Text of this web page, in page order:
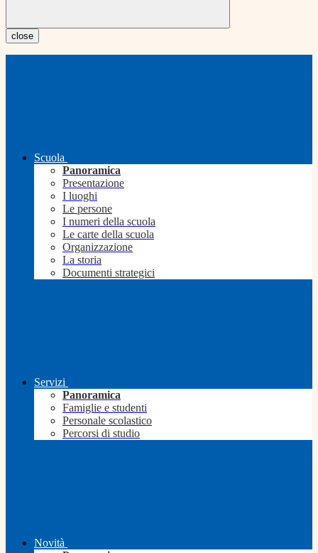
close
Scuola
Panoramica
Presentazione
I luoghi
Le persone
I numeri della scuola
Le carte della scuola
Organizzazione
La storia
Documenti strategici
Servizi
Panoramica
Famiglie e studenti
Personale scolastico
Percorsi di studio
Novità